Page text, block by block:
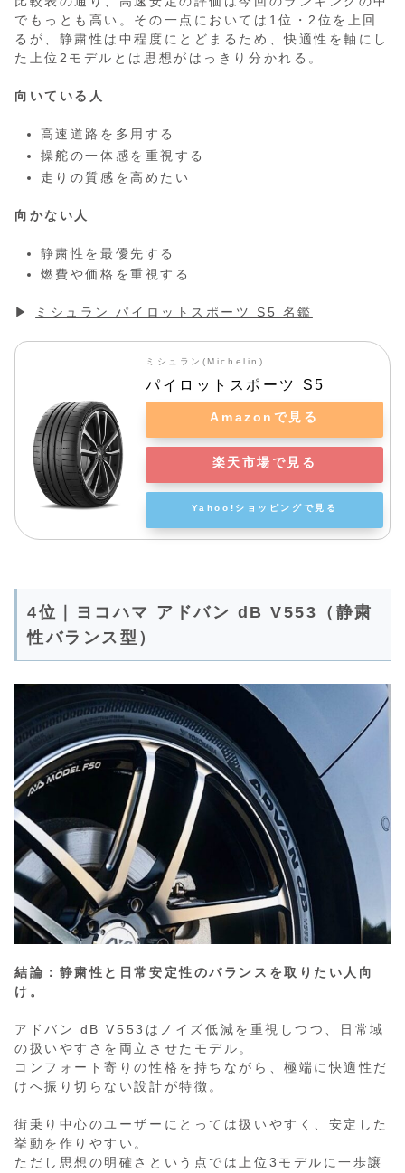
でもっとも高い。その一点においては1位・2位を上回
るが、静粛性は中程度にとどまるため、快適性を軸にし
た上位2モデルとは思想がはっきり分かれる。
向いている人
高速道路を多用する
操舵の一体感を重視する
走りの質感を高めたい
向かない人
静粛性を最優先する
燃費や価格を重視する
▶ ミシュラン パイロットスポーツ S5 名鑑
ミシュラン(Michelin)
パイロットスポーツ S5
Amazonで見る
楽天市場で見る
Yahoo!ショッピングで見る
4位｜ヨコハマ アドバン dB V553（静粛
性バランス型）
結論：静粛性と日常安定性のバランスを取りたい人向
け。
アドバン dB V553はノイズ低減を重視しつつ、日常域
の扱いやすさを両立させたモデル。
コンフォート寄りの性格を持ちながら、極端に快適性だ
けへ振り切らない設計が特徴。
街乗り中心のユーザーにとっては扱いやすく、安定した
挙動を作りやすい。
ただし思想の明確さという点では上位3モデルに一歩譲